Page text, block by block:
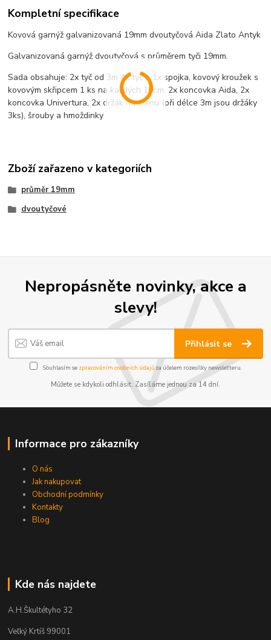
Kompletní specifikace
Kovová garnýž galvanizovaná 19mm dvoutyčová Aida Zlato Antyk
Galvanizovaná garnýž dvoutyčová s průměrem tyči 19mm.
Sada obsahuje: 2x tyč od 3m 4x tyč a 1x spojka, kovový kroužek s
kovovým skřipcem 1 ks na každých 10cm, 2x koncovka Aida, 2x
koncovka Univertura, 2x držák na stěnu (při délce 3m jsou držáky
3ks), šrouby a hmoždinky
Zboží zařazeno v kategoriích
průměr 19mm
dvoutyčové
Nepropásněte novinky, akce a
slevy!
Přihlásit se
Souhlasím se zpracováním osobních údajůza účelem rozesílky newsletteru.
Můžete se kdykoli odhlásit. Zasíláme jednou za 14 dní.
Informace pro zákazníky
O nás
Jak nakupovat
Obchodní podmínky
Kontakty
Blog
Kde nás najdete
A.H.Škultétyho 32
Veľký Krtíš 99001